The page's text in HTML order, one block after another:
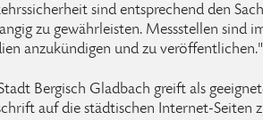
sind entsprechend den
zu gewährleisten. Messstellen sind
anzukündigen und zu veröffentlichen."
Bergisch Gladbach greift als
auf die städtischen Internet-Seiten